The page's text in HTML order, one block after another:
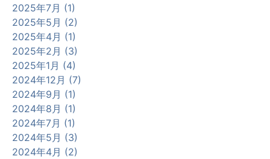
2025年7月 (1)
2025年5月 (2)
2025年4月 (1)
2025年2月 (3)
2025年1月 (4)
2024年12月 (7)
2024年9月 (1)
2024年8月 (1)
2024年7月 (1)
2024年5月 (3)
2024年4月 (2)